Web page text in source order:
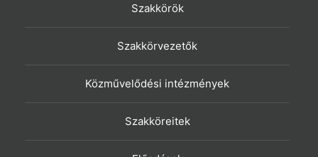
Szakkörök
Szakkörvezetők
Közművelődési intézmények
Szakköreitek